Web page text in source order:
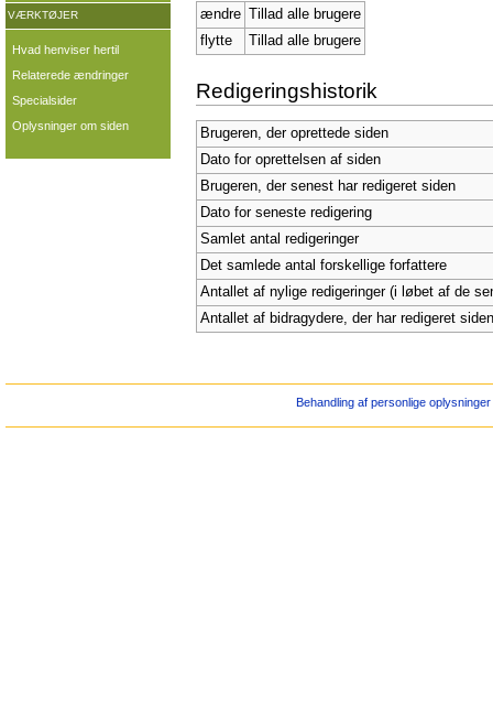
ændre
Tillad alle brugere
flytte
Tillad alle brugere
Redigeringshistorik
Brugeren, der oprettede siden
Dato for oprettelsen af siden
Brugeren, der senest har redigeret siden
Dato for seneste redigering
Samlet antal redigeringer
Det samlede antal forskellige forfattere
Antallet af nylige redigeringer (i løbet af de
Antallet af bidragydere, der har redigeret
VÆRKTØJER
Hvad henviser hertil
Relaterede ændringer
Specialsider
Oplysninger om siden
Behandling af personlige oplysninger